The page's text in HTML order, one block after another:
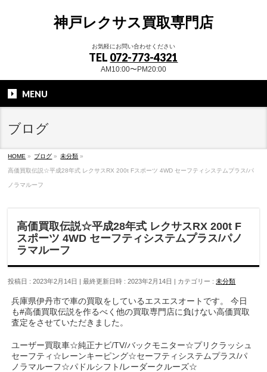
神戸レクサス買取専門店
お気軽にお問い合わせください
TEL 072-773-4321
AM10:00〜PM20:00
MENU
ブログ
HOME » ブログ » 未分類 »
高価買取伝説☆平成28年式 レクサスRX 200t Fスポーツ 4WD セーフティシステムプラス/パ
ノラマルーフ
高価買取伝説☆平成28年式 レクサスRX 200t F
スポーツ 4WD セーフティシステムプラス/パノ
ラマルーフ
投稿日 : 2023年2月14日 最終更新日時 : 2023年2月14日 カテゴリー :未分類
兵庫県伊丹市で車の買取をしているエスエスオートです。 今日
も#高価買取伝説を作るべく他の買取専門店に負けない高価買取
査定をさせていただきました。
ユーザー買取車☆純正ナビ/TV/バックモニター☆プリクラッシュ
セーフティ☆レーンキーピング☆セーフティシステムプラス/パ
ノラマルーフ☆パドルシフト/レーダークルーズ☆